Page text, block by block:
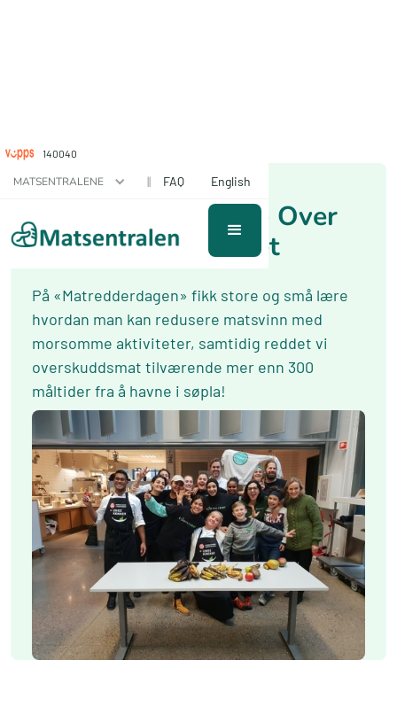
140040
MATSENTRALENE || FAQ English
Matredderedagen - Over
300 måltider reddet
På «Matredderdagen» fikk store og små lære
hvordan man kan redusere matsvinn med
morsomme aktiviteter, samtidig reddet vi
overskuddsmat tilværende mer enn 300
måltider fra å havne i søpla!